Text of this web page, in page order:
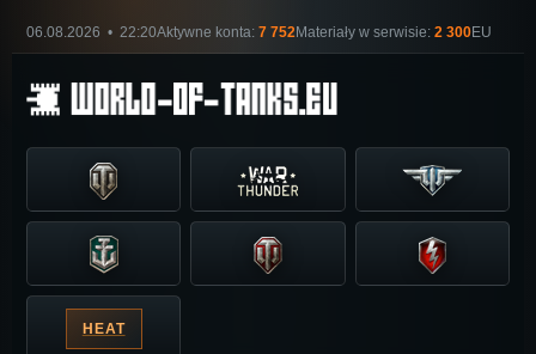
06.08.2026 • 22:20Aktywne konta: 7 752Materiały w serwisie: 2 300EU
HEAT